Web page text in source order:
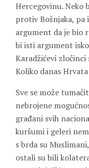
Hercegovinu. Neko
protiv Bošnjaka, pa
argument da je bio
bi isti argument
Karadžićevi
Koliko danas
Sve se može
nebrojene
građani svih
kuršumi i geleri
s brda su
ostali su bili